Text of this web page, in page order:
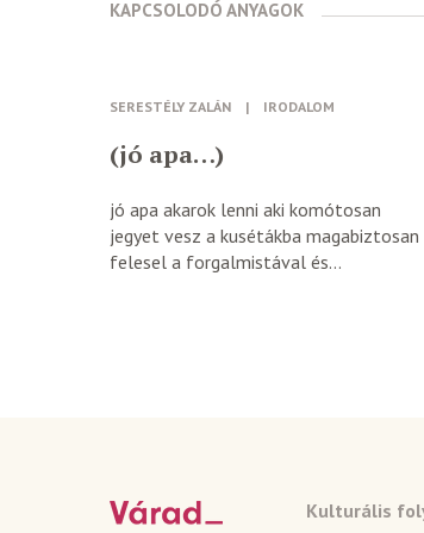
KAPCSOLODÓ ANYAGOK
SERESTÉLY ZALÁN | IRODALOM
(jó apa…)
jó apa akarok lenni aki komótosan
jegyet vesz a kusétákba magabiztosan
felesel a forgalmistával és...
Kulturális